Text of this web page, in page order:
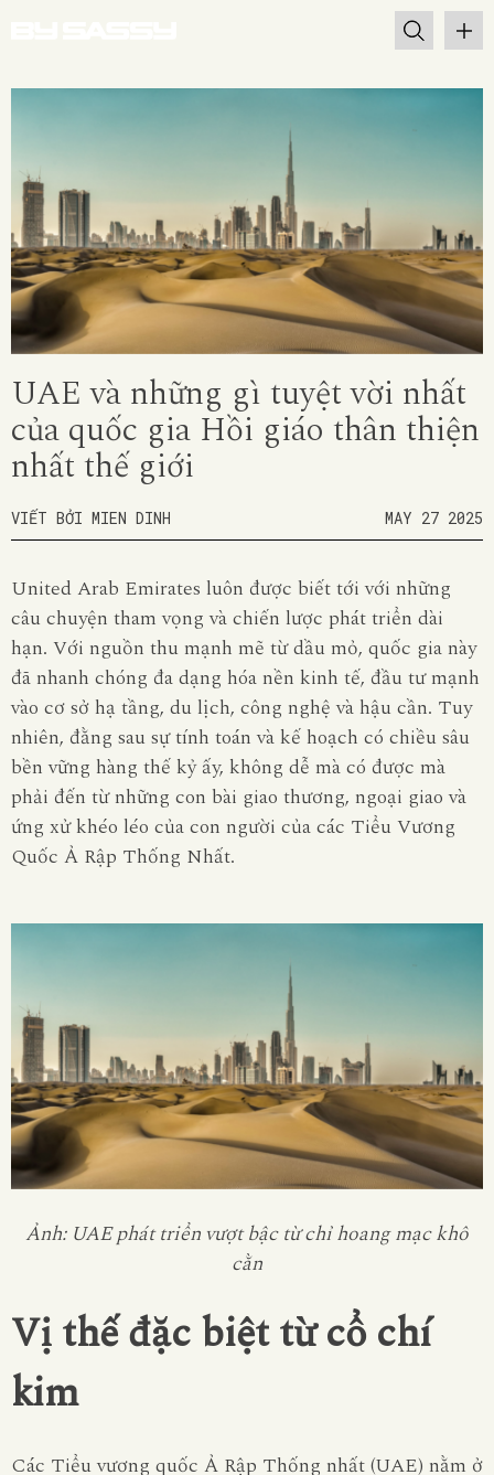
UAE và những gì tuyệt vời nhất
của quốc gia Hồi giáo thân thiện
nhất thế giới
VIẾT BỞI MIEN DINH MAY 27 2025
United Arab Emirates luôn được biết tới với những
câu chuyện tham vọng và chiến lược phát triển dài
hạn. Với nguồn thu mạnh mẽ từ dầu mỏ, quốc gia này
đã nhanh chóng đa dạng hóa nền kinh tế, đầu tư mạnh
vào cơ sở hạ tầng, du lịch, công nghệ và hậu cần. Tuy
nhiên, đằng sau sự tính toán và kế hoạch có chiều sâu
bền vững hàng thế kỷ ấy, không dễ mà có được mà
phải đến từ những con bài giao thương, ngoại giao và
ứng xử khéo léo của con người của các Tiểu Vương
Quốc Ả Rập Thống Nhất.
Ảnh: UAE phát triển vượt bậc từ chỉ hoang mạc khô
cằn
Vị thế đặc biệt từ cổ chí
kim
Các Tiểu vương quốc Ả Rập Thống nhất (UAE) nằm ở